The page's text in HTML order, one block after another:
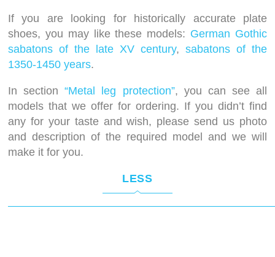
If you are looking for historically accurate plate
shoes, you may like these models: German Gothic
sabatons of the late XV century, sabatons of the
1350-1450 years.
In section“Metal leg protection”, you can see all
models that we offer for ordering. If you didn’t find
any for your taste and wish, please send us photo
and description of the required model and we will
make it for you.
LESS